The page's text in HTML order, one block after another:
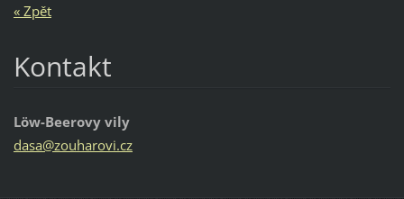
« Zpět
Kontakt
Löw-Beerovy vily
dasa@zouharovi.cz